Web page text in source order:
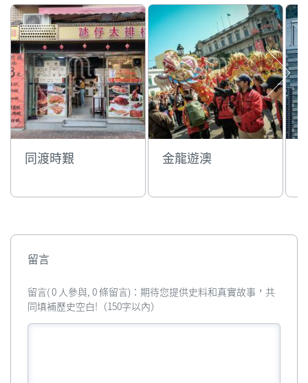
同渡時艱 金龍遊澳
留言
留言( 0 人參與, 0 條留言)：期待您提供史料和真實故事，共
同填補歷史空白!（150字以內）